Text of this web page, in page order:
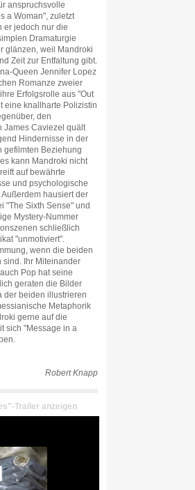
anspruchsvolle
a Woman", zuletzt
er jedoch nur die
Dramaturgie
glänzen, weil Mandroki
Zeit zur Entfaltung gibt.
Queen Jennifer Lopez
Romanze zweier
Erfolgsrolle aus "Out
eine knallharte Polizistin
den
James Caviezel quält
Hindernisse in der
gefilmten Beziehung
kann Mandroki nicht
auf bewährte
und psychologische
hausiert der
"The Sixth Sense" und
Mystery-Nummer
schließlich
"unmotiviert".
wenn die beiden
sind. Ihr Miteinander
Pop hat seine
geraten die Bilder
der beiden illustrieren
Metaphorik
gerne auf die
sich "Message in a
Robert Knapp
Trailer anzeigen